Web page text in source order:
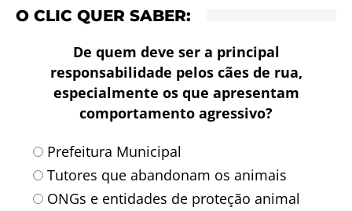
O CLIC QUER SABER:
De quem deve ser a principal
responsabilidade pelos cães de rua,
especialmente os que apresentam
comportamento agressivo?
Prefeitura Municipal
Tutores que abandonam os animais
ONGs e entidades de proteção animal